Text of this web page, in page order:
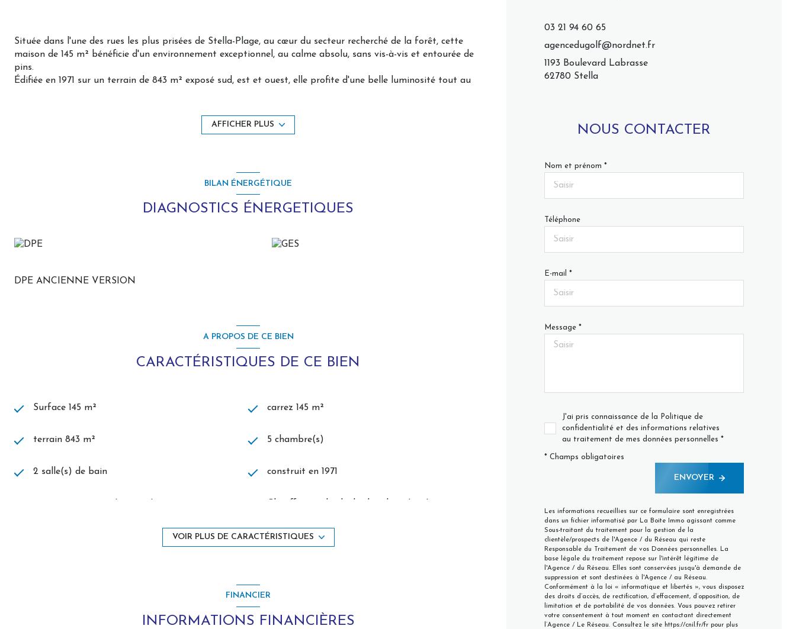
Située dans l'une des rues les plus prisées de Stella-Plage, au cœur du secteur recherché de la forêt, cette
maison de 145 m² bénéficie d'un environnement exceptionnel, au calme absolu, sans vis-à-vis et entourée de
pins.
Édifiée en 1971 sur un terrain de 843 m² exposé sud, est et ouest, elle profite d'une belle luminosité tout au
salle de bains, permettant une véritable vie de plain-pied. À l'étage, vous découvrirez trois belles chambres,
Des travaux de rénovation sont à prévoir afin de révéler tout le potentiel de cette propriété. Son principal
atout réside dans son emplacement rare et privilégié, l'un des plus recherchés de Stella-Plage, où les
Contact : Girard Mathias 06 71 18 05 59
AFFICHER PLUS
BILAN ÉNERGÉTIQUE
DIAGNOSTICS ÉNERGETIQUES
DPE ANCIENNE VERSION
A PROPOS DE CE BIEN
CARACTÉRISTIQUES DE CE BIEN
Surface 145 m² carrez 145 m²
terrain 843 m² 5 chambre(s)
2 salle(s) de bain construit en 1971
exposition Sud-Ouest
VOIR PLUS DE CARACTÉRISTIQUES
FINANCIER
INFORMATIONS FINANCIÈRES
03 21 94 60 65
agencedugolf@nordnet.fr
1193 Boulevard Labrasse
62780 Stella
NOUS CONTACTER
Nom et prénom *
Téléphone
E-mail *
Message *
J'ai pris connaissance de la Politique de
confidentialité et des informations relatives
au traitement de mes données personnelles *
* Champs obligatoires
ENVOYER
Les informations recueillies sur ce formulaire sont enregistrées
dans un fichier informatisé par La Boite Immo agissant comme
Sous-traitant du traitement pour la gestion de la
clientèle/prospects de l'Agence / du Réseau qui reste
Responsable du Traitement de vos Données personnelles. La
base légale du traitement repose sur l'intérêt légitime de
l'Agence / du Réseau. Elles sont conservées jusqu'à demande de
suppression et sont destinées à l'Agence / au Réseau.
Conformément à la loi « informatique et libertés », vous disposez
des droits d’accès, de rectification, d’effacement, d’opposition, de
limitation et de portabilité de vos données. Vous pouvez retirer
votre consentement à tout moment en contactant directement
l’Agence / Le Réseau. Consultez le site https://cnil.fr/frpour plus